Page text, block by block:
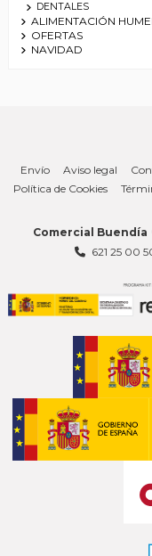
DENTALES
ALIMENTACIÓN
OFERTAS
NAVIDAD
Envío Aviso legal
Política de Cookies
Comercial Buendía
621 25 00